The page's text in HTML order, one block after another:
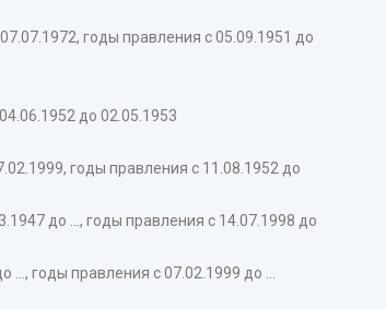
годы правления с 05.09.1951 до
до 02.05.1953
годы правления с 11.08.1952 до
до ..., годы правления с 14.07.1998 до
годы правления с 07.02.1999 до ...